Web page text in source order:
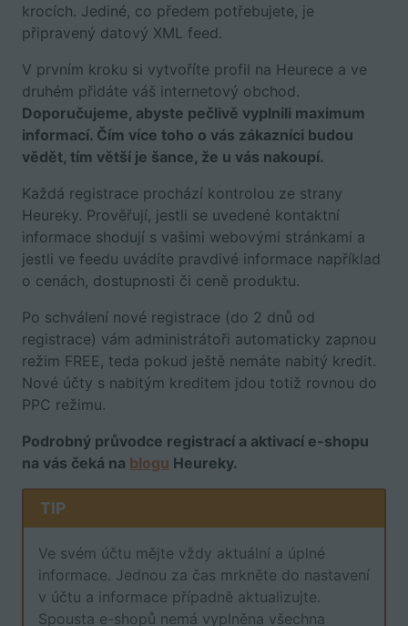
krocích. Jediné, co předem potřebujete, je
připravený datový XML feed.
V prvním kroku si vytvoříte profil na Heurece a ve
druhém přidáte váš internetový obchod.
Doporučujeme, abyste pečlivě vyplnili maximum
informací. Čím více toho o vás zákazníci budou
vědět, tím větší je šance, že u vás nakoupí.
Každá registrace prochází kontrolou ze strany
Heureky. Prověřují, jestli se uvedené kontaktní
informace shodují s vašimi webovými stránkami a
jestli ve feedu uvádíte pravdivé informace například
o cenách, dostupnosti či ceně produktu.
Po schválení nové registrace (do 2 dnů od
registrace) vám administrátoři automaticky zapnou
režim FREE, teda pokud ještě nemáte nabitý kredit.
Nové účty s nabitým kreditem jdou totiž rovnou do
PPC režimu.
Podrobný průvodce registrací a aktivací e-shopu
na vás čeká na blogu Heureky.
TIP
Ve svém účtu mějte vždy aktuální a úplné
informace. Jednou za čas mrkněte do nastavení
v účtu a informace případně aktualizujte.
Spousta e-shopů nemá vyplněna všechna